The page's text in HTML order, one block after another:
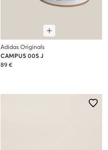
Adidas Originals
CAMPUS 00S J
89 €